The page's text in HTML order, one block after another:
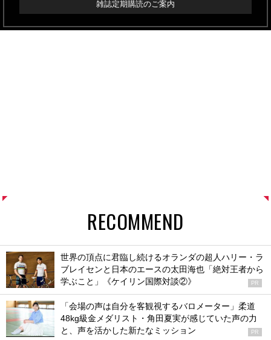
雑誌定期購読のご案内
RECOMMEND
世界の頂点に君臨し続けるオランダの超人ハリー・ラ
ブレイセンと日本のエースの太田海也「絶対王者から
学ぶこと」《ケイリン国際対談②》
PR
「会場の声は自分を客観視するバロメーター」柔道
48kg級金メダリスト・角田夏実が感じていた声の力
と、声を活かした新たなミッション
PR